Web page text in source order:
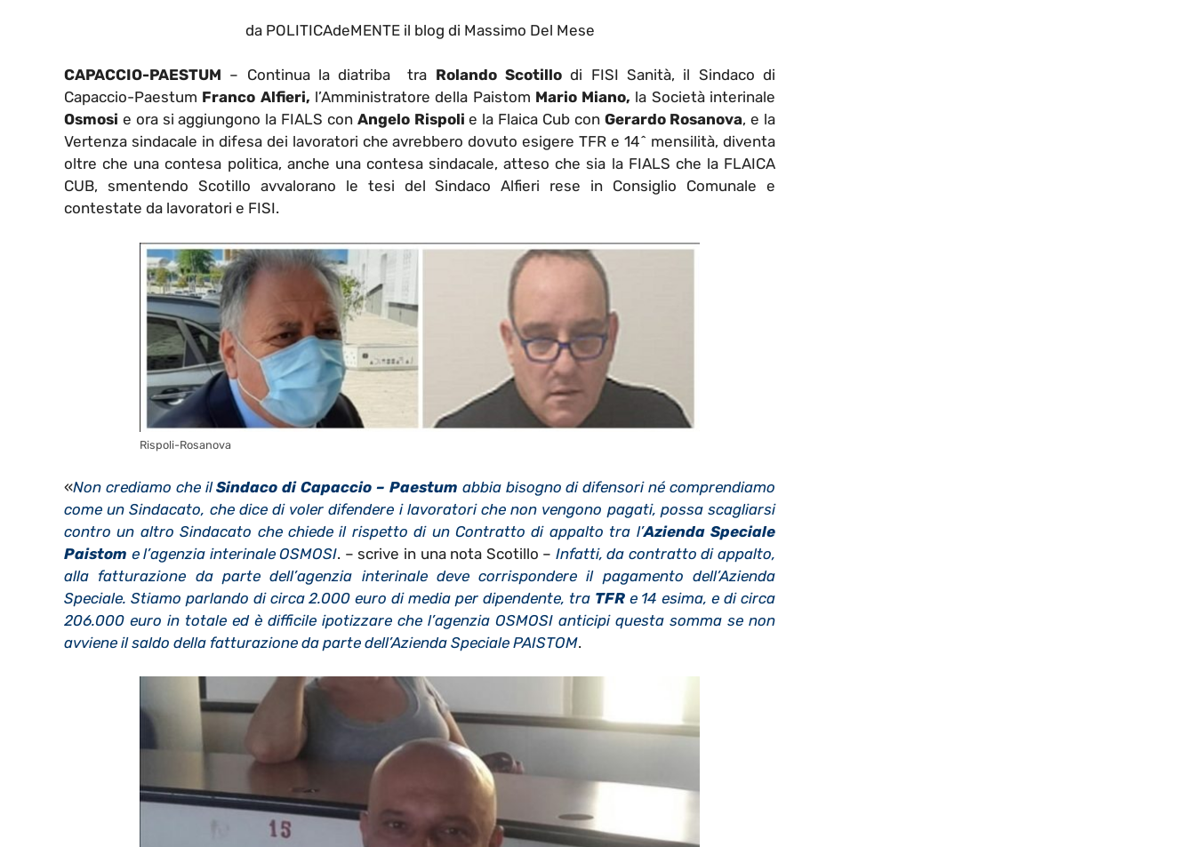
da POLITICAdeMENTE il blog di Massimo Del Mese
CAPACCIO-PAESTUM – Continua la diatriba tra Rolando Scotillodi FISI Sanità, il Sindaco di
Capaccio-Paestum Franco Alfieri, l’Amministratore della Paistom Mario Miano, la Società interinale
Osmosi e ora si aggiungono la FIALS con Angelo Rispoli e la Flaica Cub con Gerardo Rosanova, e la
Vertenza sindacale in difesa dei lavoratori che avrebbero dovuto esigere TFR e 14^ mensilità, diventa
oltre che una contesa politica, anche una contesa sindacale, atteso che sia la FIALS che la FLAICA
CUB, smentendo Scotillo avvalorano le tesi del Sindaco Alfieri rese in Consiglio Comunale e
contestate da lavoratori e FISI.
Rispoli-Rosanova
«Non crediamo che ilSindaco di Capaccio – Paestum abbia bisogno di difensori né comprendiamo
come un Sindacato, che dice di voler difendere i lavoratori che non vengono pagati, possa scagliarsi
contro un altro Sindacato che chiede il rispetto di un Contratto di appalto tra l’Azienda Speciale
Paistom e l’agenzia interinale OSMOSI. – scrive in una nota Scotillo – Infatti, da contratto di appalto,
alla fatturazione da parte dell’agenzia interinale deve corrispondere il pagamento dell’Azienda
Speciale. Stiamo parlando di circa 2.000 euro di media per dipendente, tra TFRe 14 esima, e di circa
206.000 euro in totale ed è difficile ipotizzare che l’agenzia OSMOSI anticipi questa somma se non
avviene il saldo della fatturazione da parte dell’Azienda Speciale PAISTOM.